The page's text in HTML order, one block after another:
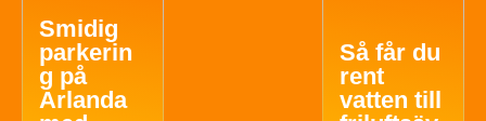
Smidig
parkerin
g på
Arlanda
Så får du
rent
vatten till